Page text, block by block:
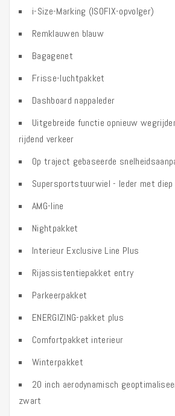
i-Size-Marking (ISOFIX-opvolger)
Remklauwen blauw
Bagagenet
Frisse-luchtpakket
Dashboard nappaleder
Uitgebreide functie opnieuw
rijdend verkeer
Op traject gebaseerde
Supersportstuurwiel - leder met
AMG-line
Nightpakket
Interieur Exclusive Line Plus
Rijassistentiepakket entry
Parkeerpakket
ENERGIZING-pakket plus
Comfortpakket interieur
Winterpakket
20 inch aerodynamisch
zwart